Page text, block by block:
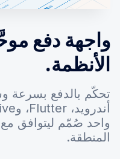
واجهة دفع
الأنظمة.
واحد صُمّم ليتوافق
المنطقة.